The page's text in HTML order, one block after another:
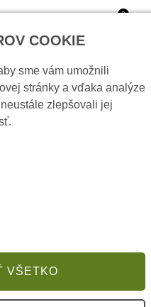
0
signálu
COOKIE
sme vám umožnili
stránky a vďaka analýze
zlepšovali jej
VŠETKO